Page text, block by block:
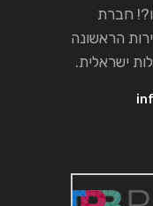
חברת
הראשונה